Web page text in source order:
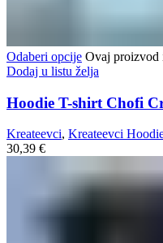
Odaberi opcije Ovaj proizvod
Dodaj u listu želja
Hoodie T-shirt Chofi
Kreateevci, Kreateevci
30,39 €